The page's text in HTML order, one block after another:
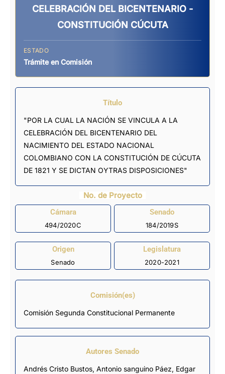
CELEBRACIÓN DEL BICENTENARIO -
CONSTITUCIÓN CÚCUTA
ESTADO
Trámite en Comisión
Título
"POR LA CUAL LA NACIÓN SE VINCULA A LA
CELEBRACIÓN DEL BICENTENARIO DEL
NACIMIENTO DEL ESTADO NACIONAL
COLOMBIANO CON LA CONSTITUCIÓN DE CÚCUTA
DE 1821 Y SE DICTAN OYTRAS DISPOSICIONES"
No. de Proyecto
Cámara
494/2020C
Senado
184/2019S
Origen
Senado
Legislatura
2020-2021
Comisión(es)
Comisión Segunda Constitucional Permanente
Autores Senado
Andrés Cristo Bustos, Antonio sanguino Páez, Edgar